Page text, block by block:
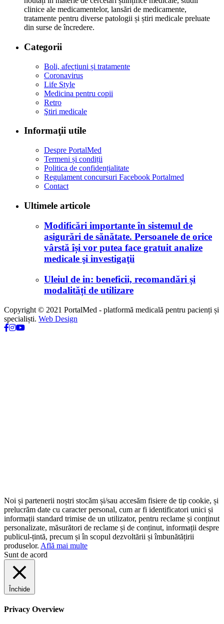
clinice ale medicamentelor, lansări de medicamente,
tratamente pentru diverse patologii și știri medicale preluate
din surse de încredere.
Categorii
Boli, afecțiuni și tratamente
Coronavirus
Life Style
Medicina pentru copii
Retro
Ştiri medicale
Informaţii utile
Despre PortalMed
Termeni și condiții
Politica de confidențialitate
Regulament concursuri Facebook Portalmed
Contact
Ultimele articole
Modificări importante în sistemul de
asigurări de sănătate. Persoanele de orice
vârstă își vor putea face gratuit analize
medicale şi investigaţii
Uleiul de in: beneficii, recomandări și
modalități de utilizare
Copyright © 2021 PortalMed - platformă medicală pentru pacienți și
specialiști. Web Design
Noi și partenerii noștri stocăm și/sau accesăm fisiere de tip cookie, și
prelucrăm date cu caracter personal, cum ar fi identificatori unici și
informații standard trimise de un utilizator, pentru reclame și conținut
personalizate, măsurători de reclame și de conținut, informații despre
publicul-țintă, precum și în scopul dezvoltării și îmbunătățirii
produselor. Află mai multe
Sunt de acord
Închide
Privacy Overview